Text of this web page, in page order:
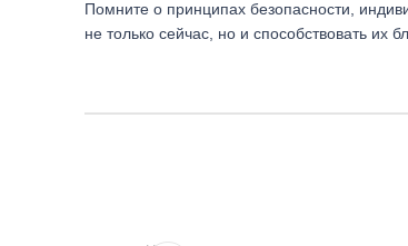
Помните о принципах безопасности,
не только сейчас, но и способствовать их